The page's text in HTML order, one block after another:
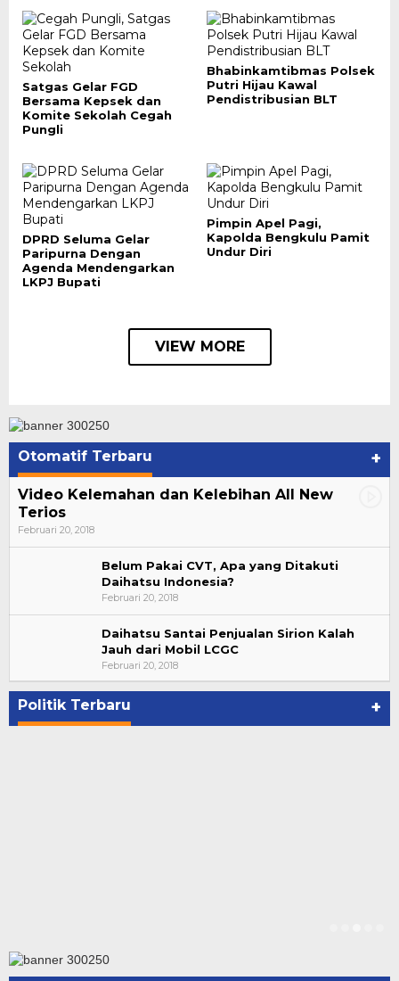
Satgas Gelar FGD
Bersama Kepsek dan
Komite Sekolah Cegah
Pungli
Bhabinkamtibmas Polsek
Putri Hijau Kawal
Pendistribusian BLT
DPRD Seluma Gelar
Paripurna Dengan
Agenda Mendengarkan
LKPJ Bupati
Pimpin Apel Pagi,
Kapolda Bengkulu Pamit
Undur Diri
VIEW MORE
Otomatif Terbaru +
Video Kelemahan dan Kelebihan All New
Terios
Februari 20, 2018
Belum Pakai CVT, Apa yang Ditakuti
Daihatsu Indonesia?
Februari 20, 2018
Daihatsu Santai Penjualan Sirion Kalah
Jauh dari Mobil LCGC
Februari 20, 2018
Politik Terbaru +
Suharto Dipercaya Jadi Dewan Pengawas PP
PBSI 2020-2024
Di NASIONAL, POLITIK